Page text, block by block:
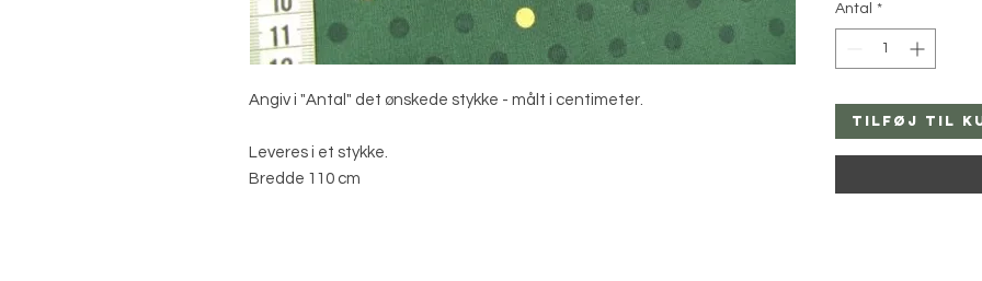
Angiv i "Antal" det ønskede stykke - målt i centimeter.
Leveres i et stykke.
Bredde 110 cm
Antal *
Tilføj til